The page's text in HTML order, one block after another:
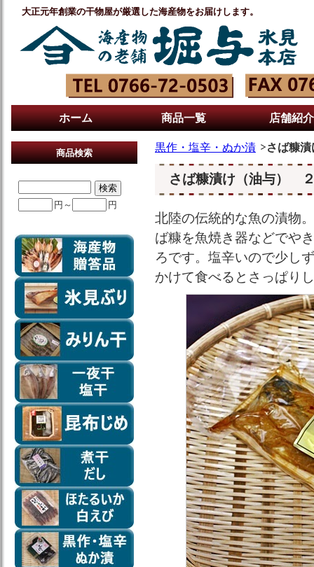
大正元年創業の干物屋が厳選した海産物をお届けします。
ホーム 商品一覧 店舗紹介
黒作・塩辛・ぬか漬 さば糠
さば糠漬け（油与）
北陸の伝統的な魚の漬物
ば糠を魚焼き器などでや
ろです。塩辛いので少し
かけて食べるとさっぱり
商品検索
円～ 円